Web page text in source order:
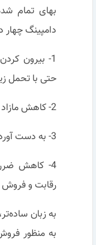
بهای تمام
دامپینگ چهار
1- بیرون
حتی با تحمل
2- کاهش مازاد موقتی ذخائر کالا
3- به دست آوردن سهم از بازار کالای مربوطه
4- کاهش
رقابت و فروش
به زبان
به منظور